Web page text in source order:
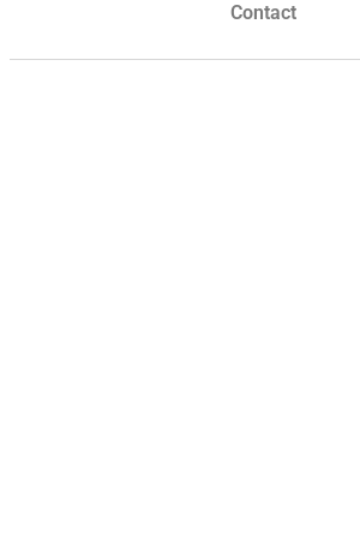
Contact